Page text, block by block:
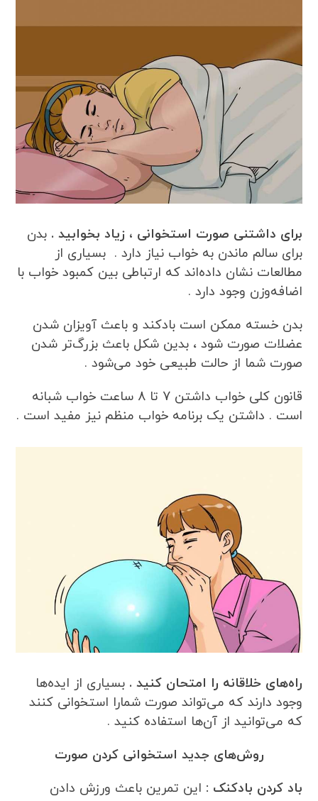
برای داشتنی صورت استخوانی ، زیاد بخوابید . بدن
برای سالم ماندن به خواب نیاز دارد . بسیاری از
مطالعات نشان داده‌اند که ارتباطی بین کمبود خواب با
اضافه‌وزن وجود دارد .
بدن خسته ممکن است بادکند و باعث آویزان شدن
عضلات صورت شود ، بدین شکل باعث بزرگ‌تر شدن
صورت شما از حالت طبیعی خود می‌شود .
قانون کلی خواب داشتن 7 تا 8 ساعت خواب شبانه
است . داشتن یک برنامه خواب منظم نیز مفید است .
راه‌های خلاقانه را امتحان کنید . بسیاری از ایده‌ها
وجود دارند که می‌تواند صورت شمارا استخوانی کنند
که می‌توانید از آن‌ها استفاده کنید .
روش‌های جدید استخوانی کردن صورت
باد کردن بادکنک : این تمرین باعث ورزش دادن